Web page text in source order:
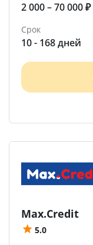
2 000 – 70 000 ₽
Срок
10 - 168 дней
Max.Credit
5.0